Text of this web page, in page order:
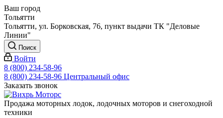
Ваш город
Тольятти
Тольятти, ул. Борковская, 76, пункт выдачи ТК "Деловые
Линии"
Поиск
Войти
8 (800) 234-58-96
8 (800) 234-58-96 Центральный офис
Заказать звонок
Продажа моторных лодок, лодочных моторов и снегоходной
техники